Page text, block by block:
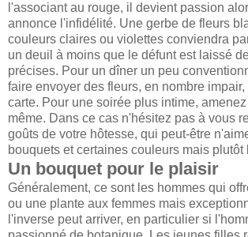
l'associant au rouge, il devient passion
annonce l'infidélité. Une gerbe de fleurs
couleurs claires ou violettes conviendra
un deuil à moins que le défunt est laissé
précises. Pour un dîner un peu
faire envoyer des fleurs, en nombre
carte. Pour une soirée plus intime,
même. Dans ce cas n'hésitez pas à vous
goûts de votre hôtesse, qui peut-être
bouquets et certaines couleurs mais plutôt
Un bouquet pour le plaisir
Généralement, ce sont les hommes qui
ou une plante aux femmes mais
l'inverse peut arriver, en particulier si